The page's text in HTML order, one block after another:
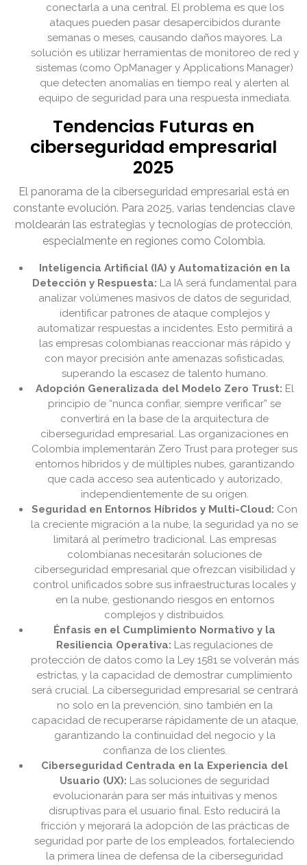
conectarla a una central. El problema es que los
ataques pueden pasar desapercibidos durante
semanas o meses, causando daños mayores. La
solución es utilizar herramientas de monitoreo de red y
sistemas (como OpManager y Applications Manager)
que detecten anomalías en tiempo real y alerten al
equipo de seguridad para una respuesta inmediata.
Tendencias Futuras en
ciberseguridad empresarial
2025
El panorama de la ciberseguridad empresarial está en
constante evolución. Para 2025, varias tendencias clave
moldearán las estrategias y tecnologías de protección,
especialmente en regiones como Colombia.
Inteligencia Artificial (IA) y Automatización en la
Detección y Respuesta: La IA será fundamental para
analizar volúmenes masivos de datos de seguridad,
identificar patrones de ataque complejos y
automatizar respuestas a incidentes. Esto permitirá a
las empresas colombianas reaccionar más rápido y
con mayor precisión ante amenazas sofisticadas,
superando la escasez de talento humano.
Adopción Generalizada del Modelo Zero Trust: El
principio de “nunca confiar, siempre verificar” se
convertirá en la base de la arquitectura de
ciberseguridad empresarial. Las organizaciones en
Colombia implementarán Zero Trust para proteger sus
entornos híbridos y de múltiples nubes, garantizando
que cada acceso sea autenticado y autorizado,
independientemente de su origen.
Seguridad en Entornos Híbridos y Multi-Cloud: Con
la creciente migración a la nube, la seguridad ya no se
limitará al perímetro tradicional. Las empresas
colombianas necesitarán soluciones de
ciberseguridad empresarial que ofrezcan visibilidad y
control unificados sobre sus infraestructuras locales y
en la nube, gestionando riesgos en entornos
complejos y distribuidos.
Énfasis en el Cumplimiento Normativo y la
Resiliencia Operativa: Las regulaciones de
protección de datos como la Ley 1581 se volverán más
estrictas, y la capacidad de demostrar cumplimiento
será crucial. La ciberseguridad empresarial se centrará
no solo en la prevención, sino también en la
capacidad de recuperarse rápidamente de un ataque,
garantizando la continuidad del negocio y la
confianza de los clientes.
Ciberseguridad Centrada en la Experiencia del
Usuario (UX): Las soluciones de seguridad
evolucionarán para ser más intuitivas y menos
disruptivas para el usuario final. Esto reducirá la
fricción y mejorará la adopción de las prácticas de
seguridad por parte de los empleados, fortaleciendo
la primera línea de defensa de la ciberseguridad